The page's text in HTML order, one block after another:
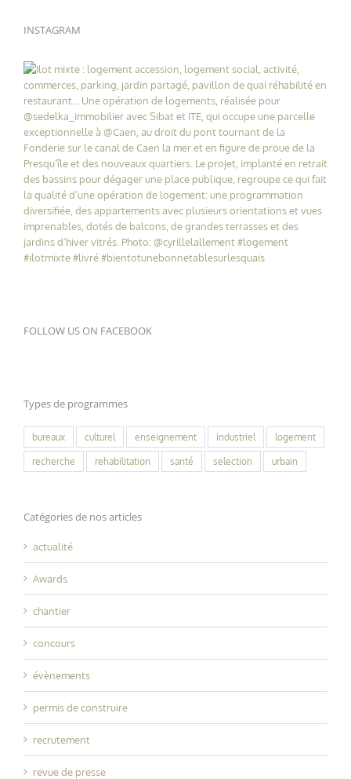
INSTAGRAM
FOLLOW US ON FACEBOOK
Types de programmes
bureaux culturel enseignement industriel logement
recherche rehabilitation santé selection urbain
Catégories de nos articles
actualité
Awards
chantier
concours
évènements
permis de construire
recrutement
revue de presse